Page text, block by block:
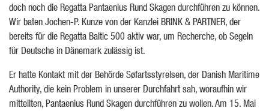
doch noch die Regatta Pantaenius Rund Skagen durchführen zu können.
Wir baten Jochen-P. Kunze von der Kanzlei BRINK & PARTNER, der
bereits für die Regatta Baltic 500 aktiv war, um Recherche, ob Segeln
für Deutsche in Dänemark zulässig ist.
Er hatte Kontakt mit der Behörde Søfartsstyrelsen, der Danish Maritime
Authority, die kein Problem in unserer Durchfahrt sah, woraufhin wir
mitteilten, Pantaenius Rund Skagen durchführen zu wollen. Am 15. Mai